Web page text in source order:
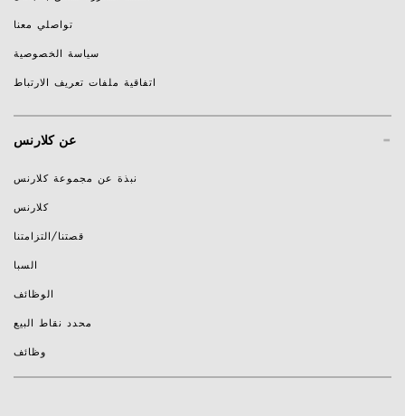
تواصلي معنا
سياسة الخصوصية
اتفاقية ملفات تعريف الارتباط
- عن كلارنس
نبذة عن مجموعة كلارنس
كلارنس
قصتنا/التزامتنا
السبا
الوظائف
محدد نقاط البيع
وظائف